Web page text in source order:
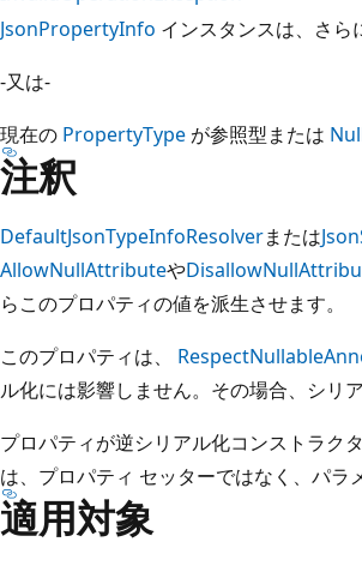
JsonPropertyInfo インスタンスは、さら
-又は-
現在の PropertyType が参照型または
注釈
DefaultJsonTypeInfoResolverまたは
AllowNullAttributeや
らこのプロパティの値を派生させます。
このプロパティは、
ル化には影響しません。その場合、シリ
プロパティが逆シリアル化コンストラク
は、プロパティ セッターではなく、パラ
適用対象